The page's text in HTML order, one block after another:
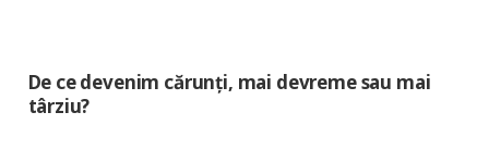
De ce devenim cărunți, mai devreme sau mai
târziu?